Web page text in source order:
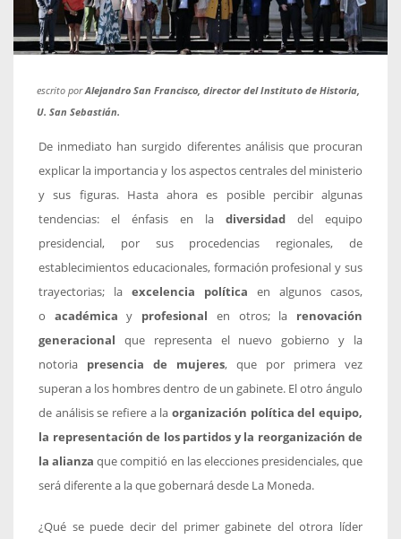
escrito porAlejandro San Francisco, director del Instituto de Historia,
U. San Sebastián.
De inmediato han surgido diferentes análisis que procuran
explicar la importancia y los aspectos centrales del ministerio
y sus figuras. Hasta ahora es posible percibir algunas
tendencias: el énfasis en la diversidad del equipo
presidencial, por sus procedencias regionales, de
establecimientos educacionales, formación profesional y sus
trayectorias; la excelencia política en algunos casos,
o académica y profesional en otros; la renovación
generacional que representa el nuevo gobierno y la
notoria presencia de mujeres, que por primera vez
superan a los hombres dentro de un gabinete. El otro ángulo
de análisis se refiere a la organización política del equipo,
la representación de los partidos y la reorganización de
la alianza que compitió en las elecciones presidenciales, que
será diferente a la que gobernará desde La Moneda.
¿Qué se puede decir del primer gabinete del otrora líder